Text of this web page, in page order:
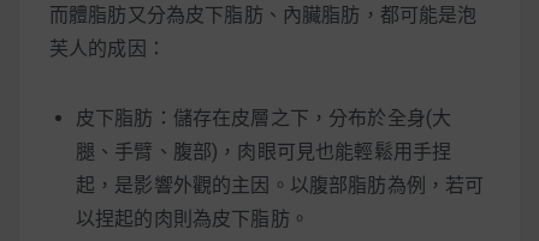
而體脂肪又分為皮下脂肪、內臟脂肪，都可能是泡
芙人的成因：
皮下脂肪：儲存在皮層之下，分布於全身(大
腿、手臂、腹部)，肉眼可見也能輕鬆用手捏
起，是影響外觀的主因。以腹部脂肪為例，若可
以捏起的肉則為皮下脂肪。